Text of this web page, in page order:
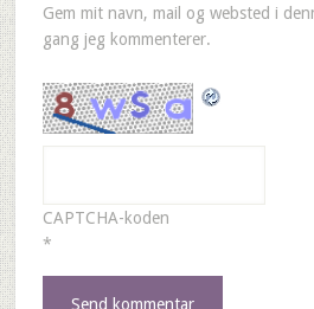
Gem mit navn, mail og websted i
gang jeg kommenterer.
CAPTCHA-koden
*